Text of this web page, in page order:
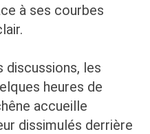
à ses courbes
discussions, les
heures de
accueille
dissimulés derrière